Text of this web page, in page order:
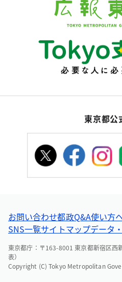
東京都公
お問い合わせ都政Q&A使い方
SNS一覧サイトマップデータ
東京都庁：〒163-8001 東京都新宿区
表）
Copyright (C) Tokyo Metropolitan